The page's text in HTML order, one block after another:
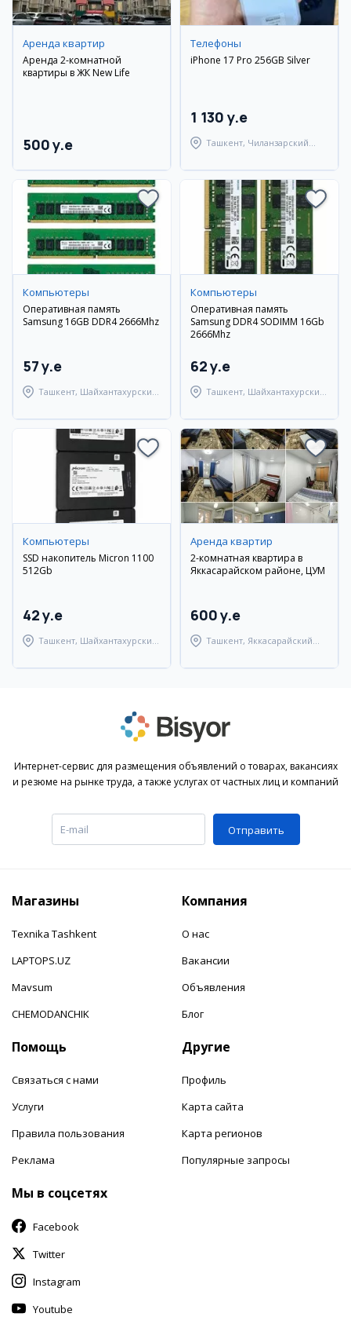
Аренда квартир
Аренда 2-комнатной
квартиры в ЖК New Life
500 y.e
Телефоны
iPhone 17 Pro 256GB Silver
1 130 y.e
Ташкент, Чиланзарский
Компьютеры
Оперативная память
Samsung 16GB DDR4 2666Mhz
57 y.e
Ташкент, Шайхантахурский
Компьютеры
Оперативная память
Samsung DDR4 SODIMM 16Gb
2666Mhz
62 y.e
Ташкент, Шайхантахурский
Компьютеры
SSD накопитель Micron 1100
512Gb
42 y.e
Ташкент, Шайхантахурский
Аренда квартир
2-комнатная квартира в
Яккасарайском районе, ЦУМ
600 y.e
Ташкент, Яккасарайский
Интернет-сервис для размещения объявлений о товарах, вакансиях
и резюме на рынке труда, а также услугах от частных лиц и компаний
Отправить
Магазины
Texnika Tashkent
LAPTOPS.UZ
Mavsum
CHEMODANCHIK
Компания
О нас
Вакансии
Объявления
Блог
Помощь
Связаться с нами
Услуги
Правила пользования
Реклама
Другие
Профиль
Карта сайта
Карта регионов
Популярные запросы
Мы в соцсетях
Facebook
Twitter
Instagram
Youtube